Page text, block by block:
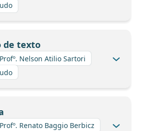
de texto
Profº. Nelson Atilio Sartori
Profº. Renato Baggio Berbicz